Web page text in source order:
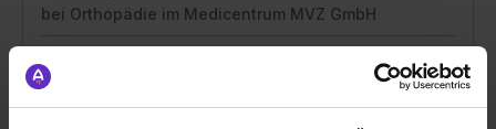
bei Orthopädie im Medicentrum MVZ GmbH